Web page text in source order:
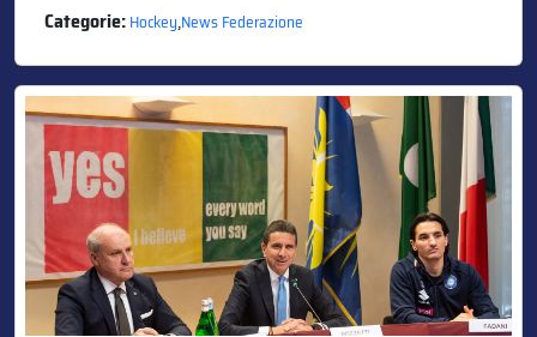
Categorie:Hockey,News Federazione